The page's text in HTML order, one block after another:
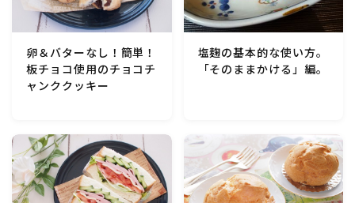
行事食(おせち・ハロウィン・クリスマス・雛祭り・子
供の日・七夕等)
乾物・海藻・麩料理
漬物・ピクルス・保存食・発酵食品
卵＆バターなし！簡単！
板チョコ使用のチョコチ
ャンククッキー
塩麹の基本的な使い方。
「そのままかける」編。